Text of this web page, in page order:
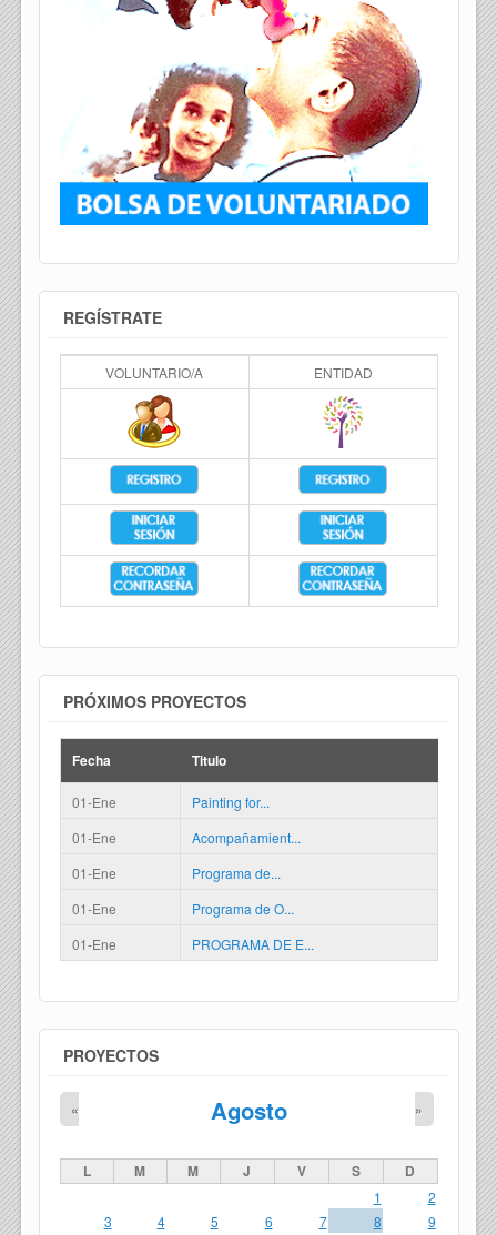
REGÍSTRATE
VOLUNTARIO/A ENTIDAD
PRÓXIMOS PROYECTOS
Fecha Titulo
01-Ene
Painting for...
01-Ene
Acompañamient...
01-Ene
Programa de...
01-Ene
Programa de O...
01-Ene
PROGRAMA DE E...
PROYECTOS
Agosto
« »
L M M J V S D
1
2
3
4 5 6 7 8
9